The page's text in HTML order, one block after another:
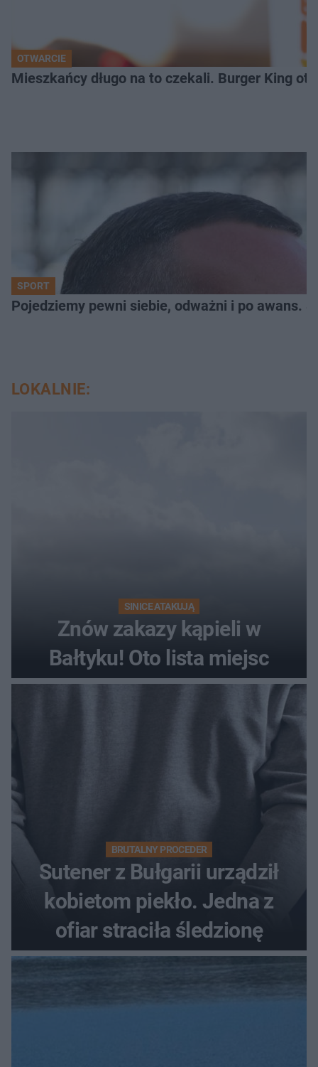
OTWARCIE
Mieszkańcy długo na to czekali. Burger King
SPORT
Pojedziemy pewni siebie, odważni i po awans.
LOKALNIE:
SINICE ATAKUJĄ
Znów zakazy kąpieli w
Bałtyku! Oto lista miejsc
BRUTALNY PROCEDER
Sutener z Bułgarii urządził
kobietom piekło. Jedna z
ofiar straciła śledzionę